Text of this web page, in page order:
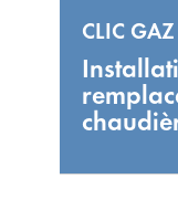
CLIC GAZ